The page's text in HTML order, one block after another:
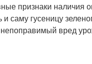
признаки наличия
саму гусеницу
вред